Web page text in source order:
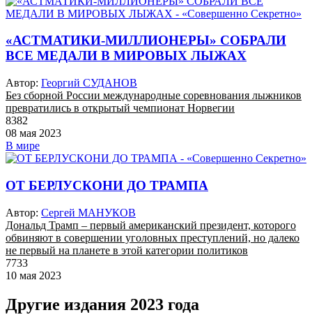
«АСТМАТИКИ-МИЛЛИОНЕРЫ» СОБРАЛИ
ВСЕ МЕДАЛИ В МИРОВЫХ ЛЫЖАХ
Автор: Георгий СУДАНОВ
Без сборной России международные соревнования лыжников
превратились в открытый чемпионат Норвегии
8382
08 мая 2023
В мире
ОТ БЕРЛУСКОНИ ДО ТРАМПА
Автор: Сергей МАНУКОВ
Дональд Трамп – первый американский президент, которого
обвиняют в совершении уголовных преступлений, но далеко
не первый на планете в этой категории политиков
7733
10 мая 2023
Другие издания 2023 года